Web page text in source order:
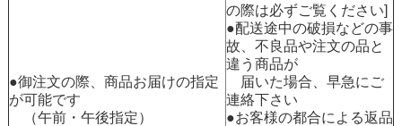
●御注文の際、商品お届けの指定
が可能です
（午前・午後指定）
の際は必ずご覧ください]
●配送途中の破損などの事
故、不良品や注文の品と
違う商品が
届いた場合、早急にご
連絡下さい
●お客様の都合による返品